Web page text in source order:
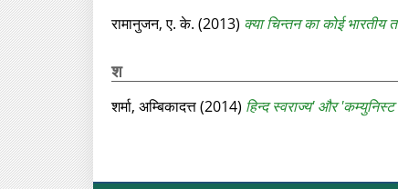
रामानुजन, ए. के. (2013) क्या चिन्तन का कोई भारतीय
श
शर्मा, अम्बिकादत्त(2014) हिन्द स्वराज्य' और